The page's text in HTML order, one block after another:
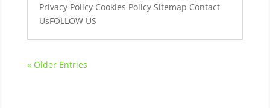
Privacy Policy Cookies Policy Sitemap Contact
UsFOLLOW US
« Older Entries